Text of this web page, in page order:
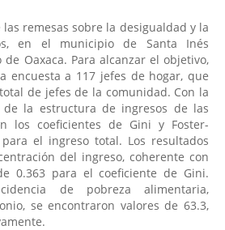
remesas sobre la desigualdad y la
en el municipio de Santa Inés
de Oaxaca. Para alcanzar el objetivo,
encuesta a 117 jefes de hogar, que
de jefes de la comunidad. Con la
de la estructura de ingresos de las
los coeficientes de Gini y Foster-
para el ingreso total. Los resultados
del ingreso, coherente con
0.363 para el coeficiente de Gini.
de pobreza alimentaria,
se encontraron valores de 63.3,